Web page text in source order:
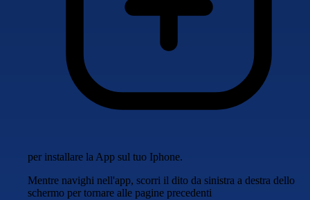
per installare la App sul tuo Iphone.
Mentre navighi nell'app, scorri il dito da sinistra a destra dello
schermo per tornare alle pagine precedenti